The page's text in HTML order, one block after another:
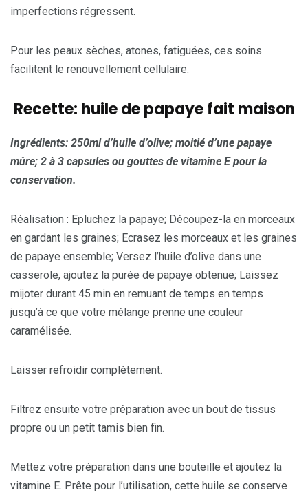
imperfections régressent.
Pour les peaux sèches, atones, fatiguées, ces soins
facilitent le renouvellement cellulaire.
Recette: huile de papaye fait maison
Ingrédients: 250ml d’huile d’olive; moitié d’une papaye
mûre; 2 à 3 capsules ou gouttes de vitamine E pour la
conservation.
Réalisation : Epluchez la papaye; Découpez-la en morceaux
en gardant les graines; Ecrasez les morceaux et les graines
de papaye ensemble; Versez l’huile d’olive dans une
casserole, ajoutez la purée de papaye obtenue; Laissez
mijoter durant 45 min en remuant de temps en temps
jusqu’à ce que votre mélange prenne une couleur
caramélisée.
Laisser refroidir complètement.
Filtrez ensuite votre préparation avec un bout de tissus
propre ou un petit tamis bien fin.
Mettez votre préparation dans une bouteille et ajoutez la
vitamine E. Prête pour l’utilisation, cette huile se conserve